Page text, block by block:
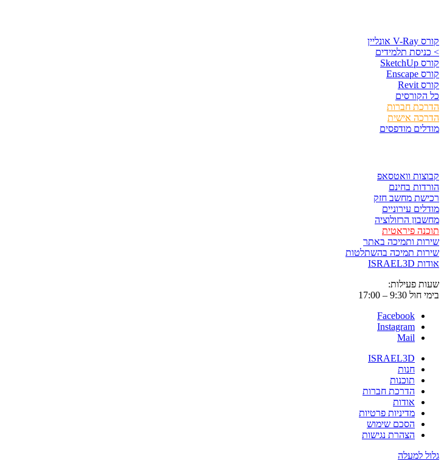
קורס V-Ray אונליין
> כניסת תלמידים
קורס SketchUp
קורס Enscape
קורס Revit
כל הקורסים
הדרכת חברות
הדרכה אישית
מודלים מודפסים
קבוצות וואטסאפ
הורדות בחינם
רכישת מחשב חזק
מודלים עירוניים
מחשבון הרזולוציה
תוכנה פיראטית
שירות ותמיכה באתר
שירות תמיכה בהשתלטות
אודות ISRAEL3D
שעות פעילות:
בימי חול 9:30 – 17:00
Facebook
Instagram
Mail
ISRAEL3D
חנות
תוכנות
הדרכת חברות
אודות
מדיניות פרטיות
הסכם שימוש
הצהרת נגישות
גלול למעלה